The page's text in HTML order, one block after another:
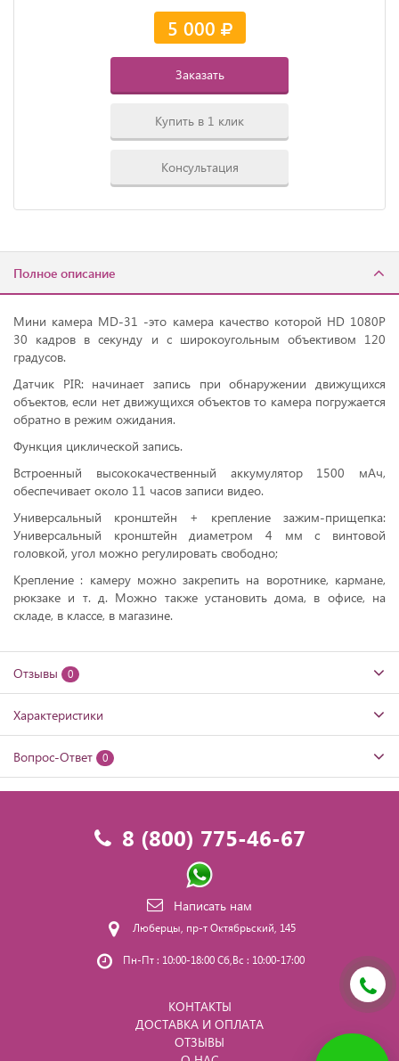
5 000
Заказать
Купить в 1 клик
Консультация
Полное описание
Мини камера MD-31 -это камера качество которой HD 1080P
30 кадров в секунду и с широкоугольным объективом 120
градусов.
Датчик PIR: начинает запись при обнаружении движущихся
объектов, если нет движущихся объектов то камера погружается
обратно в режим ожидания.
Функция циклической запись.
Встроенный высококачественный аккумулятор 1500 мАч,
обеспечивает около 11 часов записи видео.
Универсальный кронштейн + крепление зажим-прищепка:
Универсальный кронштейн диаметром 4 мм с винтовой
головкой, угол можно регулировать свободно;
Крепление : камеру можно закрепить на воротнике, кармане,
рюкзаке и т. д. Можно также установить дома, в офисе, на
складе, в классе, в магазине.
Отзывы 0
Характеристики
Вопрос-Ответ 0
8 (800) 775-46-67
Написать нам
Люберцы, пр-т Октябрьский, 145
Пн-Пт : 10:00-18:00 Сб,Вс : 10:00-17:00
КОНТАКТЫ
ДОСТАВКА И ОПЛАТА
ОТЗЫВЫ